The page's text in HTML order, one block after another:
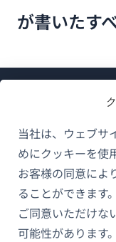
当社は、ウェブサ
めにクッキーを使
お客様の同意によ
ることができます。
ご同意いただけな
可能性があります。
が書いたす
GDPRお